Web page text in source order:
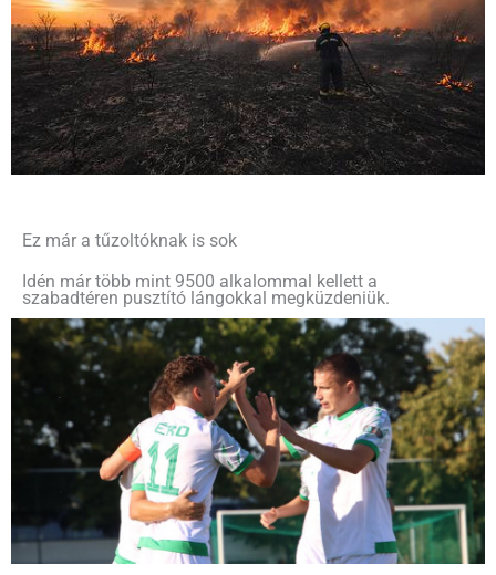
Ez már a tűzoltóknak is sok
Idén már több mint 9500 alkalommal kellett a
szabadtéren pusztító lángokkal megküzdeniük.